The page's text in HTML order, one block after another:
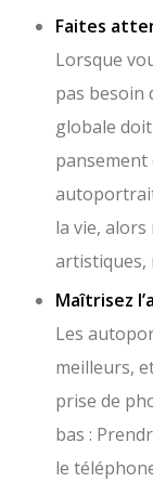
Faites
Lorsque
pas besoin
globale
pansement
la vie, alors
artistiques,
Maîtrisez
Les
meilleurs,
prise de
bas :
le